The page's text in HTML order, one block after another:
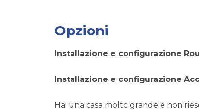
Opzioni
Installazione e configurazione
Installazione e configurazione
Hai una casa molto grande e non